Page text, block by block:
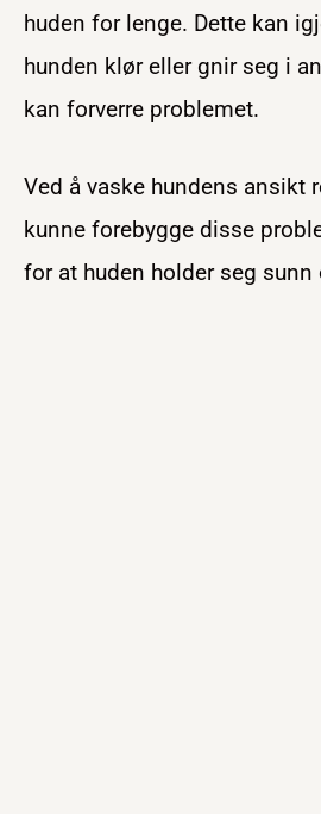
huden for lenge. Dette kan
hunden klør eller gnir seg i
kan forverre problemet.
Ved å vaske hundens ansikt
kunne forebygge disse
for at huden holder seg sunn